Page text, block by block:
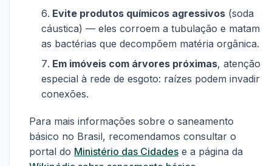
Evite produtos químicos agressivos (soda
cáustica) — eles corroem a tubulação e matam
as bactérias que decompõem matéria orgânica.
Em imóveis com árvores próximas, atenção
especial à rede de esgoto: raízes podem invadir
conexões.
Para mais informações sobre o saneamento
básico no Brasil, recomendamos consultar o
portal do Ministério das Cidades e a página da